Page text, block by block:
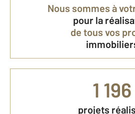
Nous sommes à
pour la
de tous vos
1 196
projets